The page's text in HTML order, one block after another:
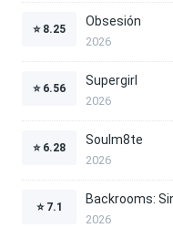
⭐ 8.25
Obsesión
2026
⭐ 6.56
Supergirl
2026
⭐ 6.28
Soulm8te
2026
⭐ 7.1
Backrooms:
2026